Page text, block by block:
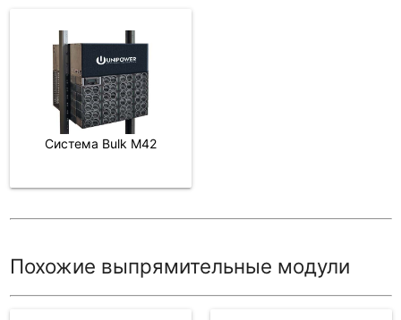
Система Bulk M42
Похожие выпрямительные модули